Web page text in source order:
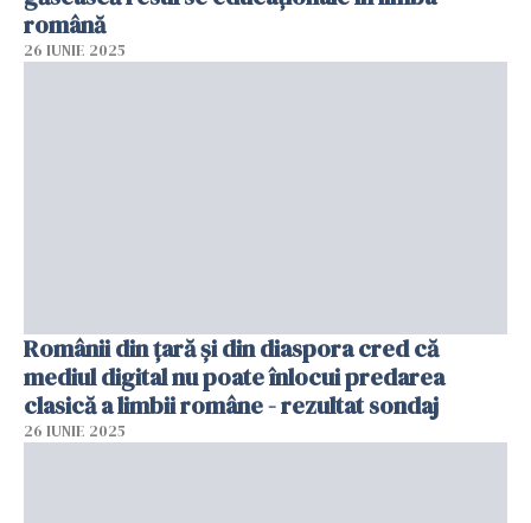
română
26 IUNIE 2025
Românii din țară și din diaspora cred că
mediul digital nu poate înlocui predarea
clasică a limbii române - rezultat sondaj
26 IUNIE 2025